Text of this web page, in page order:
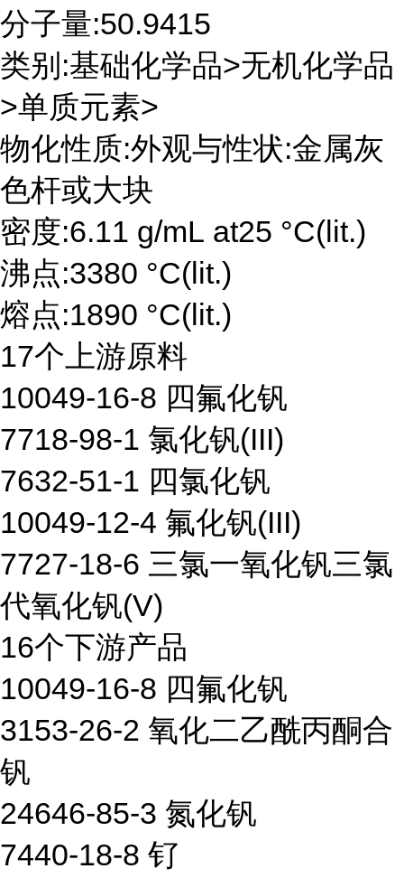
分子量:50.9415
类别:基础化学品>无机化学品
>单质元素>
物化性质:外观与性状:金属灰
色杆或大块
密度:6.11 g/mL at25 °C(lit.)
沸点:3380 °C(lit.)
熔点:1890 °C(lit.)
17个上游原料
10049-16-8 四氟化钒
7718-98-1 氯化钒(III)
7632-51-1 四氯化钒
10049-12-4 氟化钒(III)
7727-18-6 三氯一氧化钒三氯
代氧化钒(V)
16个下游产品
10049-16-8 四氟化钒
3153-26-2 氧化二乙酰丙酮合
钒
24646-85-3 氮化钒
7440-18-8 钌